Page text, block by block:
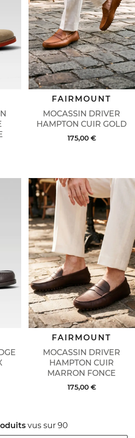
MOCASSIN DRIVER
HAMPTON CUIR GOLD
FAIRMOUNT
175,00 €
MOCASSIN DRIVER
HAMPTON CUIR
MARRON FONCE
FAIRMOUNT
175,00 €
vus sur 90